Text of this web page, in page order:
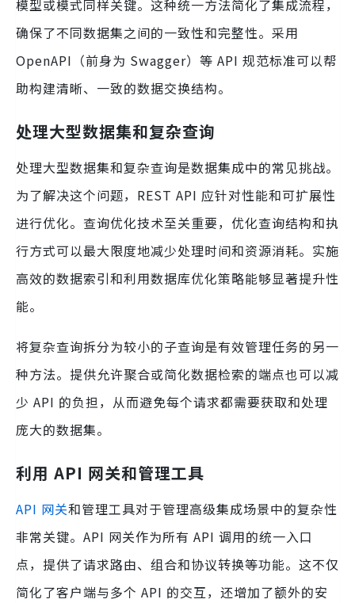
模型或模式同样关键。这种统一方法简化了集成流程，
确保了不同数据集之间的一致性和完整性。采用
OpenAPI（前身为 Swagger）等 API 规范标准可以帮
助构建清晰、一致的数据交换结构。
处理大型数据集和复杂查询
处理大型数据集和复杂查询是数据集成中的常见挑战。
为了解决这个问题，REST API 应针对性能和可扩展性
进行优化。查询优化技术至关重要，优化查询结构和执
行方式可以最大限度地减少处理时间和资源消耗。实施
高效的数据索引和利用数据库优化策略能够显著提升性
能。
将复杂查询拆分为较小的子查询是有效管理任务的另一
种方法。提供允许聚合或简化数据检索的端点也可以减
少 API 的负担，从而避免每个请求都需要获取和处理
庞大的数据集。
利用 API 网关和管理工具
API 网关和管理工具对于管理高级集成场景中的复杂性
非常关键。API 网关作为所有 API 调用的统一入口
点，提供了请求路由、组合和协议转换等功能。这不仅
简化了客户端与多个 API 的交互，还增加了额外的安